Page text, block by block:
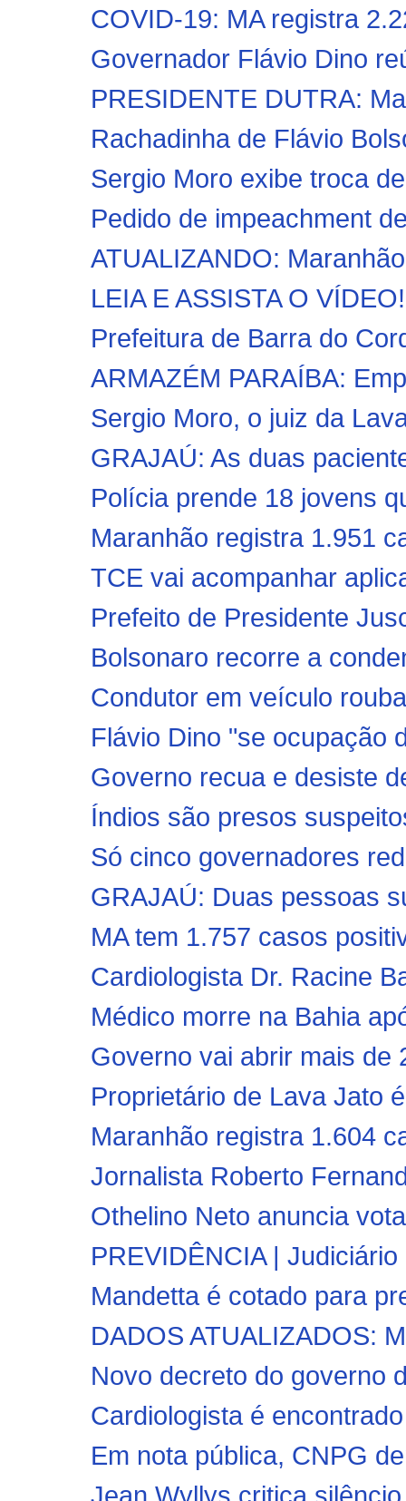
COVID-19: MA registra
Governador Flávio Dino
PRESIDENTE DUTRA:
Rachadinha de Flávio
Sergio Moro exibe troca
Pedido de impeachment
ATUALIZANDO:
LEIA E ASSISTA O
Prefeitura de Barra do
ARMAZÉM PARAÍBA:
Sergio Moro, o juiz da
GRAJAÚ: As duas
Polícia prende 18 jovens
Maranhão registra 1.951
TCE vai acompanhar
Prefeito de Presidente
Bolsonaro recorre a
Condutor em veículo
Flávio Dino "se ocupação
Governo recua e desiste
Índios são presos
Só cinco governadores
GRAJAÚ: Duas pessoas
MA tem 1.757 casos
Cardiologista Dr. Racine
Médico morre na Bahia
Governo vai abrir mais de
Proprietário de Lava Jato
Maranhão registra 1.604
Jornalista Roberto
Othelino Neto anuncia
PREVIDÊNCIA |
Mandetta é cotado para
DADOS ATUALIZADOS:
Novo decreto do governo
Cardiologista é
Em nota pública, CNPG
Jean Wyllys critica